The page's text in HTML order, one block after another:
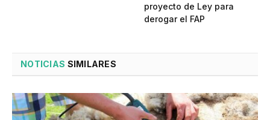
proyecto de Ley para
derogar el FAP
NOTICIAS SIMILARES